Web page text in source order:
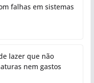
falhas em sistemas
lazer que não
nem gastos